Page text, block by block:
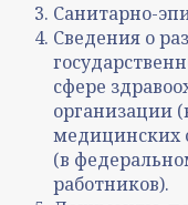
Санитарно-
Сведения о
сфере
организации
медицинских
(в
работников).